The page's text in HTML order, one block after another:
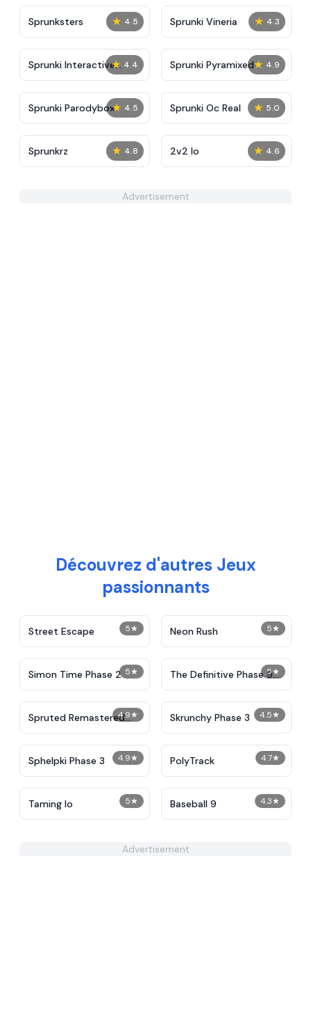
★ 4.5
Sprunksters ★ 4.3
Sprunki Vineria
★ 4.4
Sprunki Interactive
Tunner
★ 4.9
Sprunki Pyramixed
★ 4.5
Sprunki Parodybox ★ 5.0
Sprunki Oc Real
★ 4.8
Sprunkrz ★ 4.6
2v2 Io
Advertisement
Découvrez d'autres Jeux
passionnants
5★
Street Escape 5★
Neon Rush
5★
Simon Time Phase 2 5★
The Definitive Phase 9:
Demolition
4.9★
Spruted Remastered
Alternative Phase 2
4.5★
Skrunchy Phase 3
4.9★
Sphelpki Phase 3 4.7★
PolyTrack
5★
Taming Io 4.3★
Baseball 9
Advertisement